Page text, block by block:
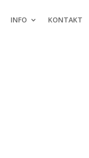
INFO KONTAKT